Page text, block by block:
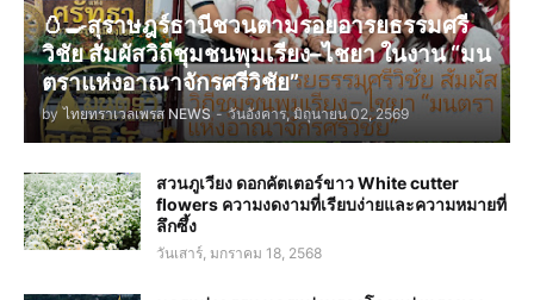
🥚🍳สุราษฎร์ธานีชวนตามรอยอารยธรรมศรี
วิชัย สัมผัสวิถีชุมชนพุมเรียง–ไชยา ในงาน “มน
ตราแห่งอาณาจักรศรีวิชัย”
by ไทยทราเวลเพรส NEWS - วันอังคาร, มิถุนายน 02, 2569
สวนภูเวียง ดอกคัตเตอร์ขาว White cutter
flowers ความงดงามที่เรียบง่ายและความหมายที่
ลึกซึ้ง
วันเสาร์, มกราคม 18, 2568